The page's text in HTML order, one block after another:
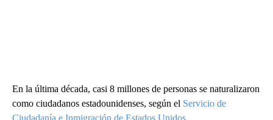
En la última década, casi 8 millones de personas se naturalizaron
como ciudadanos estadounidenses, según el Servicio de
Ciudadanía e Inmigración de Estados Unidos.